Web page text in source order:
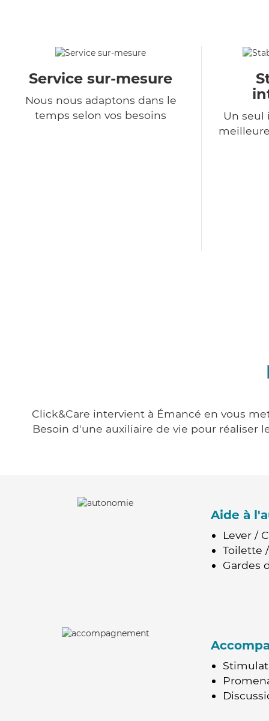
Service sur-mesure
Nous nous adaptons dans le
temps selon vos besoins
Un seul
Click&Care intervient à Émancé en vous
Besoin d'une auxiliaire de vie pour réaliser
Aide à
Lever /
Toilette
Gardes